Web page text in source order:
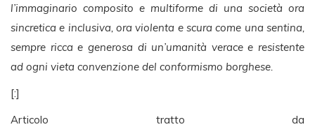
l’immaginario composito e multiforme di una società ora
sincretica e inclusiva, ora violenta e scura come una sentina,
sempre ricca e generosa di un’umanità verace e resistente
ad ogni vieta convenzione del conformismo borghese.
[:]
Articolo tratto da